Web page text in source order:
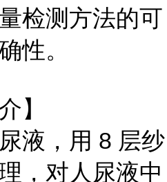
检测方法的可
性。
】
液，用 8 层纱
，对人尿液中